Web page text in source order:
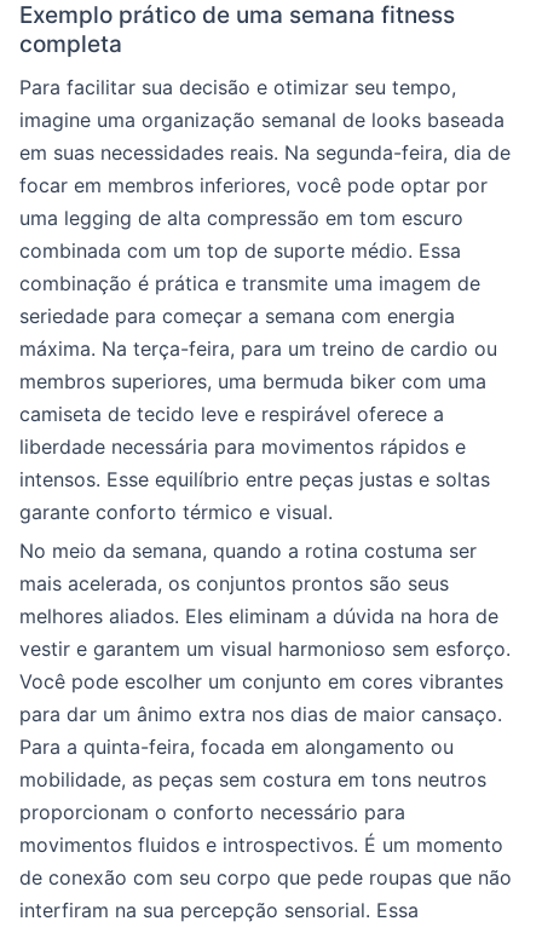
Exemplo prático de uma semana fitness
completa
Para facilitar sua decisão e otimizar seu tempo,
imagine uma organização semanal de looks baseada
em suas necessidades reais. Na segunda-feira, dia de
focar em membros inferiores, você pode optar por
uma legging de alta compressão em tom escuro
combinada com um top de suporte médio. Essa
combinação é prática e transmite uma imagem de
seriedade para começar a semana com energia
máxima. Na terça-feira, para um treino de cardio ou
membros superiores, uma bermuda biker com uma
camiseta de tecido leve e respirável oferece a
liberdade necessária para movimentos rápidos e
intensos. Esse equilíbrio entre peças justas e soltas
garante conforto térmico e visual.
No meio da semana, quando a rotina costuma ser
mais acelerada, os conjuntos prontos são seus
melhores aliados. Eles eliminam a dúvida na hora de
vestir e garantem um visual harmonioso sem esforço.
Você pode escolher um conjunto em cores vibrantes
para dar um ânimo extra nos dias de maior cansaço.
Para a quinta-feira, focada em alongamento ou
mobilidade, as peças sem costura em tons neutros
proporcionam o conforto necessário para
movimentos fluidos e introspectivos. É um momento
de conexão com seu corpo que pede roupas que não
interfiram na sua percepção sensorial. Essa